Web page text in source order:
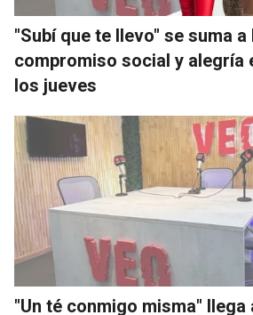
"Subí que te llevo" se suma a
compromiso social y alegría
los jueves
"Un té conmigo misma" llega